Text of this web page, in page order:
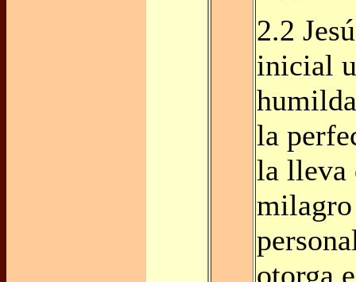
2.2
inicial
la
la lleva
otorga